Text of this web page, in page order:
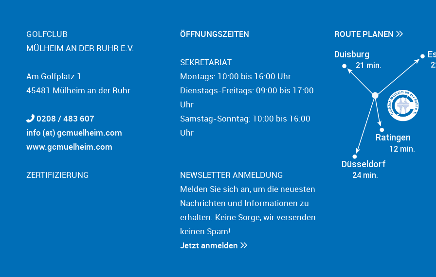
GOLFCLUB
MÜLHEIM AN DER RUHR E.V.
Am Golfplatz 1
45481 Mülheim an der Ruhr
0208 / 483 607
info (at) gcmuelheim.com
www.gcmuelheim.com
ZERTIFIZIERUNG
ÖFFNUNGSZEITEN
SEKRETARIAT
Montags: 10:00 bis 16:00 Uhr
Dienstags-Freitags: 09:00 bis 17:00
Uhr
Samstag-Sonntag: 10:00 bis 16:00
Uhr
NEWSLETTER ANMELDUNG
Melden Sie sich an, um die neuesten
Nachrichten und Informationen zu
erhalten. Keine Sorge, wir versenden
keinen Spam!
Jetzt anmelden
ROUTE PLANEN
Ratingen
Düsseldorf
Duisburg
21 min.
12 min.
24 min.